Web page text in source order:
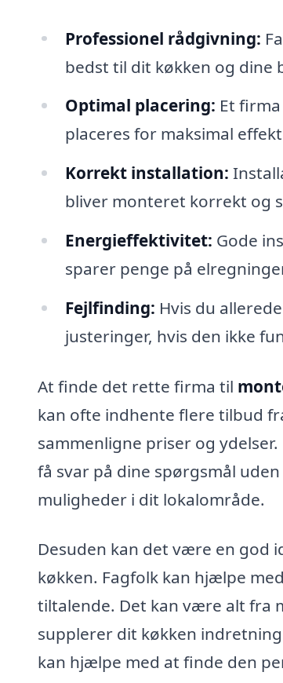
Professionel rådgivning:
bedst til dit køkken og dine
Optimal placering: Et
placeres for maksimal
Korrekt installation:
bliver monteret korrekt og
Energieffektivitet: Gode
sparer penge på
Fejlfinding: Hvis du
justeringer, hvis den ikke
At finde det rette firma til
kan ofte indhente flere tilbud
sammenligne priser og
få svar på dine spørgsmål
muligheder i dit lokalområde.
Desuden kan det være en god
køkken. Fagfolk kan hjælpe
tiltalende. Det kan være alt fra
supplerer dit køkken
kan hjælpe med at finde den